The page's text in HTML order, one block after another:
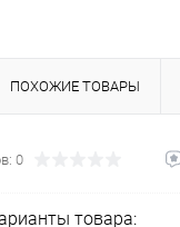
ПОХОЖИЕ ТОВАРЫ
0
товара: